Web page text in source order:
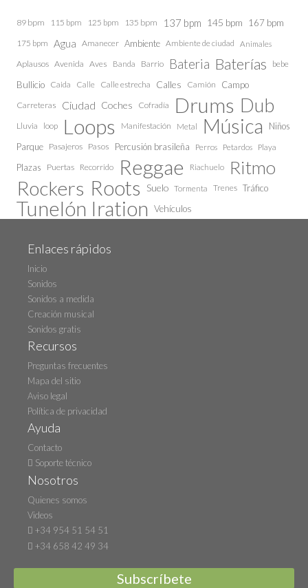
89 bpm 115 bpm 125 bpm 135 bpm 137 bpm 145 bpm 167 bpm
175 bpm Agua Amanecer Ambiente Ambiente de ciudad Animales
Aplausos Avenida Aves Banda Barrio Bateria Baterías bebe
Bullicio Caida Calle Calle estrecha Calles Camión Campo
Carreteras Ciudad Coches Cofradía Drums Dub
Lluvia loop Loops Manifestación Metal Música
Niños
Parque Pasajeros Pasos Percusión brasileña Perros Petardos Playa
Plazas Puertas Recorrido Reggae Riachuelo Ritmo
Rockers Roots Suelo Tormenta Trenes Tráfico
Tunelón Iration Vehículos
Enlaces rápidos
Inicio
Sonidos
Sonidos a medida
Creación musical
Sonidos gratis
Recursos
Preguntas frecuentes
Mapa del sitio
Aviso legal
Política de privacidad
Ayuda
Contacto
Soporte técnico
Nosotros
Quienes somos
Videos
+34 954 51 54 51
+34 658 42 49 34
Subscríbete